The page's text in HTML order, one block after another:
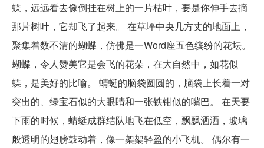
蝶，远远看去像倒挂在树上的一片枯叶，要是你伸手去摘
那片树叶，它却飞了起来。 在草坪中央几方丈的地面上，
聚集着数不清的蝴蝶，仿佛是一Word座五色缤纷的花坛。
蝴蝶，令人赞美它是会飞的花朵，在大自然中，如花似
蝶，是美好的比喻。 蜻蜓的脑袋圆圆的，脑袋上长着一对
突出的、绿宝石似的大眼睛和一张铁钳似的嘴巴。 在天要
下雨的时候，蜻蜓成群结队地飞在低空，飘飘洒洒，玻璃
般透明的翅膀鼓动着，像一架架轻盈的小飞机。 偶尔有一